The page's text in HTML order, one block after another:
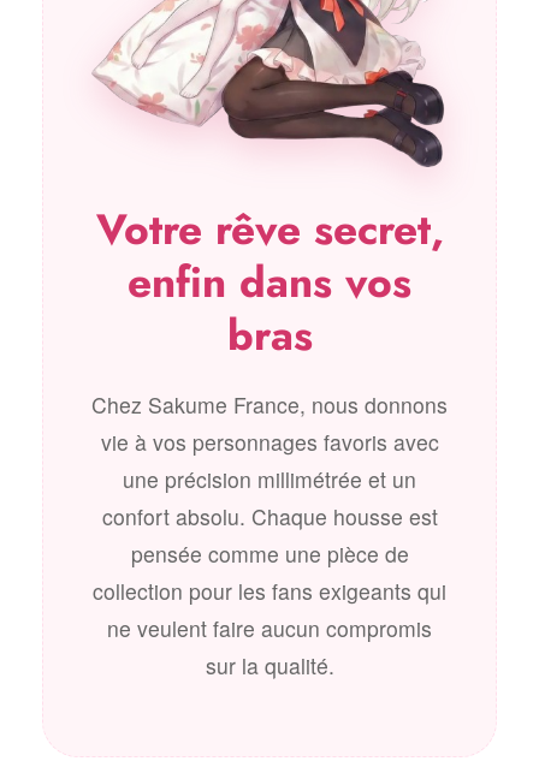
Votre rêve secret,
enfin dans vos
bras
Chez Sakume France, nous donnons
vie à vos personnages favoris avec
une précision millimétrée et un
confort absolu. Chaque housse est
pensée comme une pièce de
collection pour les fans exigeants qui
ne veulent faire aucun compromis
sur la qualité.